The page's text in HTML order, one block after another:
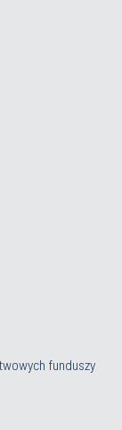
funduszy